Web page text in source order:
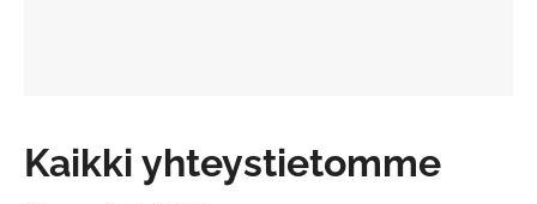
Kaikki yhteystietomme